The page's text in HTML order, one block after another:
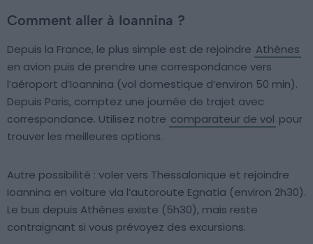
Comment aller à Ioannina ?
Depuis la France, le plus simple est de rejoindre Athènes
en avion puis de prendre une correspondance vers
l’aéroport d’Ioannina (vol domestique d’environ 50 min).
Depuis Paris, comptez une journée de trajet avec
correspondance. Utilisez notre comparateur de vol pour
trouver les meilleures options.
Autre possibilité : voler vers Thessalonique et rejoindre
Ioannina en voiture via l’autoroute Egnatia (environ 2h30).
Le bus depuis Athènes existe (5h30), mais reste
contraignant si vous prévoyez des excursions.